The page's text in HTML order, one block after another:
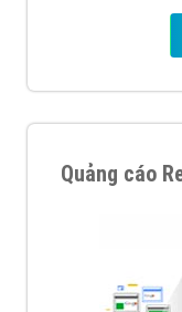
Quảng cáo